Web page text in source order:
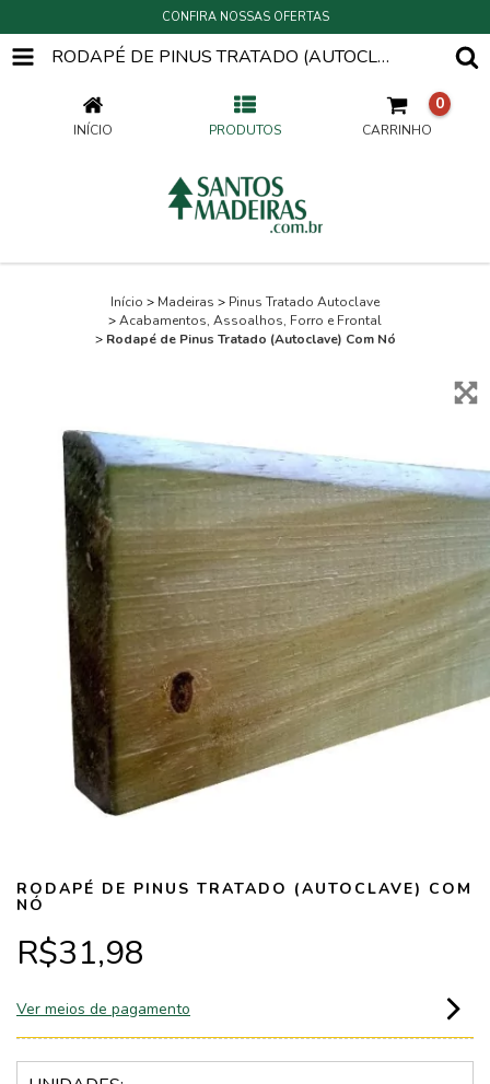
CONFIRA NOSSAS OFERTAS
RODAPÉ DE PINUS TRATADO (AUTOCLAVE) COM NÓ
INÍCIO PRODUTOS CARRINHO
0
Início > Madeiras > Pinus Tratado Autoclave
>Acabamentos, Assoalhos, Forro e Frontal
> Rodapé de Pinus Tratado (Autoclave) Com Nó
RODAPÉ DE PINUS TRATADO (AUTOCLAVE) COM
NÓ
R$31,98
Ver meios de pagamento